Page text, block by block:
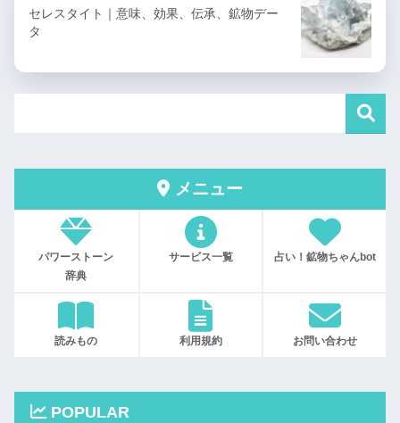
セレスタイト｜意味、効果、伝承、鉱物デー
タ
メニュー
パワーストーン
辞典
サービス一覧 占い！鉱物ちゃんbot
読みもの 利用規約 お問い合わせ
POPULAR